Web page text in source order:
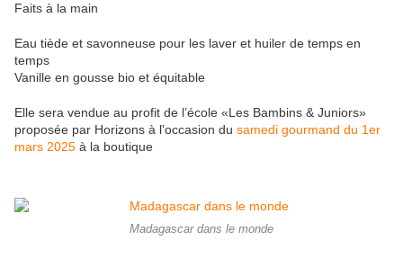
Faits à la main
Eau tiède et savonneuse pour les laver et huiler de temps en
temps
Vanille en gousse bio et équitable
Elle sera vendue au profit de l’école «Les Bambins & Juniors»
proposée par Horizons à l'occasion du samedi gourmand du 1er
mars 2025 à la boutique
Madagascar dans le monde